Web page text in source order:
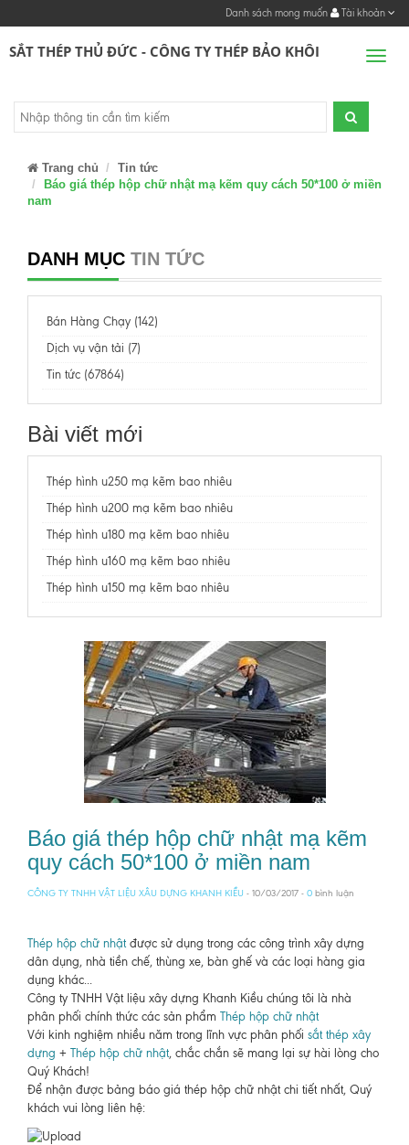
Danh sách mong muốn Tài khoản
SẮT THÉP THỦ ĐỨC - CÔNG TY THÉP BẢO KHÔI
Trang chủ
Tin tức
Báo giá thép hộp chữ nhật mạ kẽm quy cách 50*100 ở miền
nam
DANH MỤC TIN TỨC
Bán Hàng Chạy (142)
Dịch vụ vận tải (7)
Tin tức (67864)
Bài viết mới
Thép hình u250 mạ kẽm bao nhiêu
Thép hình u200 mạ kẽm bao nhiêu
Thép hình u180 mạ kẽm bao nhiêu
Thép hình u160 mạ kẽm bao nhiêu
Thép hình u150 mạ kẽm bao nhiêu
Báo giá thép hộp chữ nhật mạ kẽm
quy cách 50*100 ở miền nam
CÔNG TY TNHH VẬT LIỆU XÂU DỰNG KHANH KIỀU - 10/03/2017 - 0 bình luận
Thép hộp chữ nhậtđược sử dụng trong các công trình xây dựng
dân dụng, nhà tiền chế, thùng xe, bàn ghế và các loại hàng gia
dụng khác...
Công ty TNHH Vật liệu xây dựng Khanh Kiều chúng tôi là nhà
phân phối chính thức các sản phẩm Thép hộp chữ nhật
Với kinh nghiệm nhiều năm trong lĩnh vực phân phối sắt thép xây
dựng + Thép hộp chữ nhật, chắc chắn sẽ mang lại sự hài lòng cho
Quý Khách!
Để nhận được bảng báo giá thép hộp chữ nhật chi tiết nhất, Quý
khách vui lòng liên hệ: